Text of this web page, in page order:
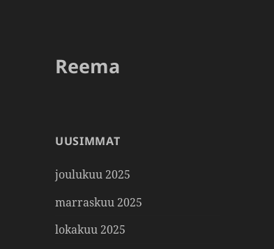
Reema
UUSIMMAT
joulukuu 2025
marraskuu 2025
lokakuu 2025